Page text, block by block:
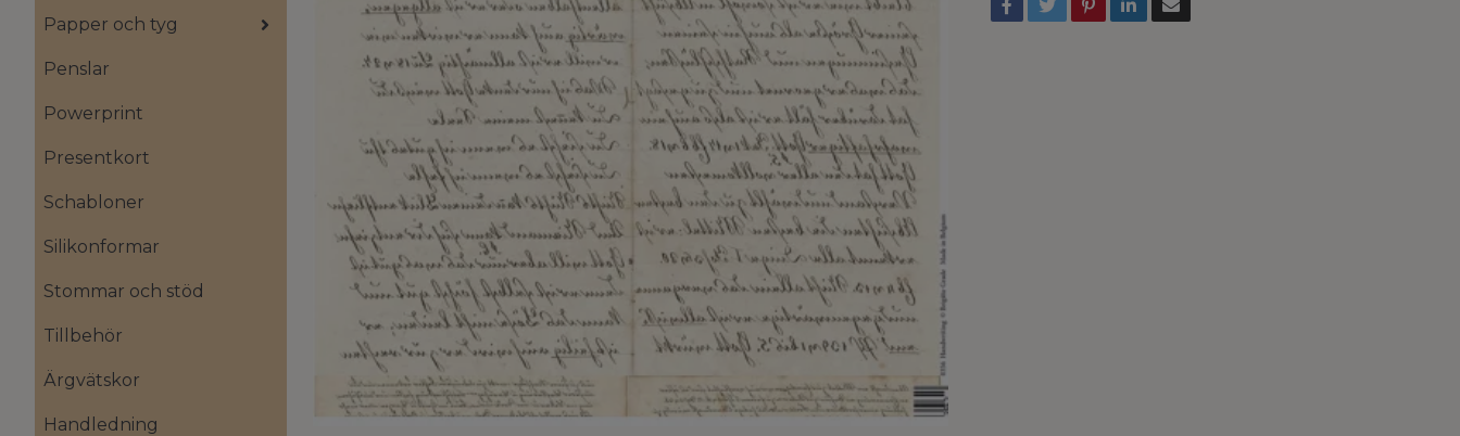
Papper och tyg
Penslar
Powerprint
Presentkort
Schabloner
Silikonformar
Stommar och stöd
Tillbehör
Ärgvätskor
Handledning